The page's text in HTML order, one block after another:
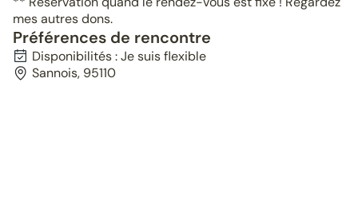
mes autres dons.
Préférences de rencontre
Disponibilités : Je suis flexible
Sannois, 95110